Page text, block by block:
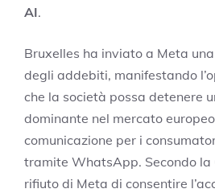
AI.
Bruxelles ha inviato a Meta
degli addebiti, manifestando
che la società possa detenere
dominante nel mercato
comunicazione per i
tramite WhatsApp. Secondo la
rifiuto di Meta di consentire